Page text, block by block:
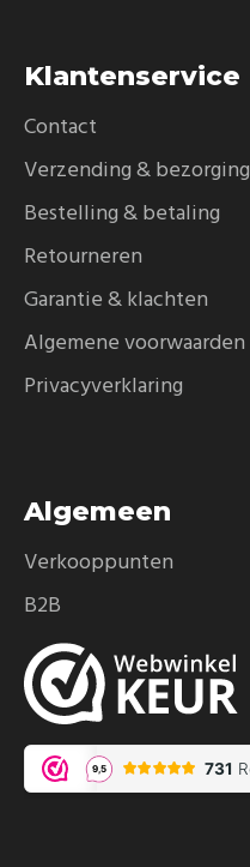
Klantenservice
Contact
Verzending & bezorging
Bestelling & betaling
Retourneren
Garantie & klachten
Algemene voorwaarden
Privacyverklaring
Algemeen
Verkooppunten
B2B